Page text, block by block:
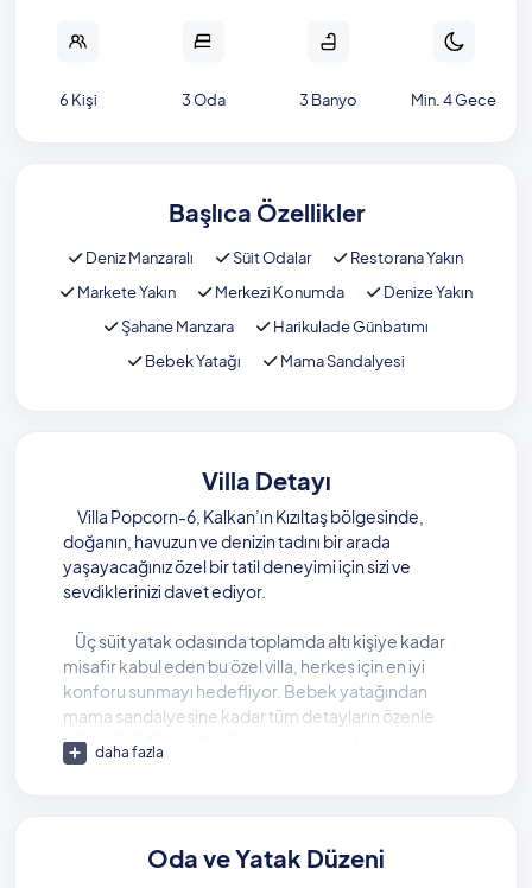
6 Kişi 3 Oda 3 Banyo Min. 4 Gece
Başlıca Özellikler
Deniz Manzaralı Süit Odalar
Restorana Yakın
Markete Yakın
Merkezi Konumda
Denize Yakın
Şahane Manzara
Harikulade Günbatımı
Bebek Yatağı
Mama Sandalyesi
Villa Detayı
Villa Popcorn-6, Kalkan’ın Kızıltaş bölgesinde,
doğanın, havuzun ve denizin tadını bir arada
yaşayacağınız özel bir tatil deneyimi için sizi ve
sevdiklerinizi davet ediyor.
Üç süit yatak odasında toplamda altı kişiye kadar
misafir kabul eden bu özel villa, herkes için en iyi
konforu sunmayı hedefliyor. Bebek yatağından
mama sandalyesine kadar tüm detayların özenle
düşünüldüğü villada günleriniz çok özel geçecek!
güne gülümseyerek uyanmanızı sağlayacak.
daha fazla
Oda ve Yatak Düzeni